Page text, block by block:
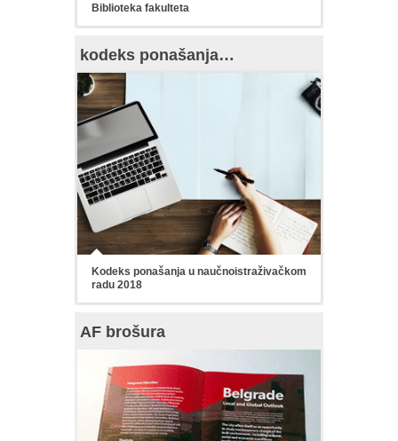
Biblioteka fakulteta
kodeks ponašanja…
Kodeks ponašanja u naučnoistraživačkom
radu 2018
AF brošura